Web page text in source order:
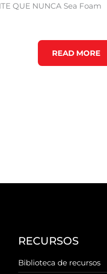
QUE NUNCA Sea Foam
SEA
SPRAY
READ MORE
RECURSOS
Biblioteca de recursos